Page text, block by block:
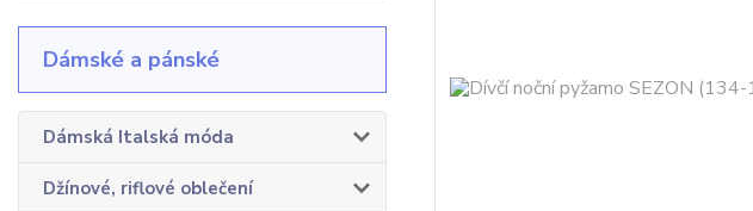
Dámské a pánské
Dámská Italská móda
Džínové, riflové oblečení